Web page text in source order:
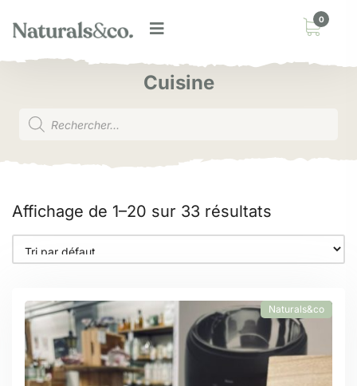
0
Cuisine
Affichage de 1–20 sur 33 résultats
Naturals&co